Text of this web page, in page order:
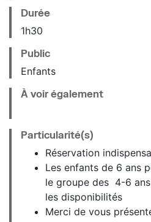
Durée
1h30
Public
Enfants
À voir également
Particularité(s)
Réservation
Les enfants de 6 ans
le groupe des 4-6
les disponibilités
Merci de vous